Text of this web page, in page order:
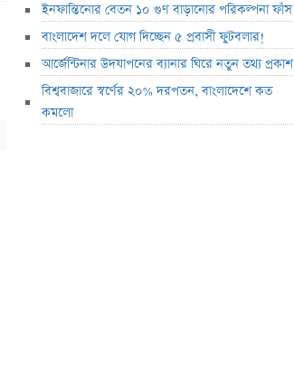
ইনফান্তিনোর বেতন ১০ গুণ বাড়ানোর পরিকল্পনা ফাঁস
বাংলাদেশ দলে যোগ দিচ্ছেন ৫ প্রবাসী ফুটবলার!
আর্জেন্টিনার উদযাপনের ব্যানার ঘিরে নতুন তথ্য প্রকাশ
বিশ্ববাজারে স্বর্ণের ২০% দরপতন, বাংলাদেশে কত
কমলো